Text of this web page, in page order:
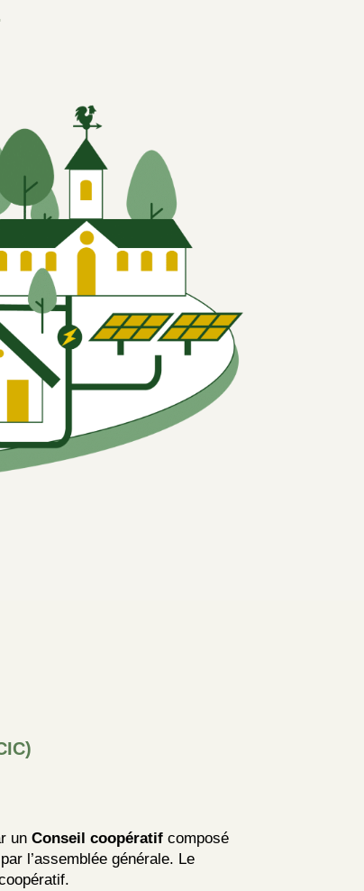
un Conseil coopératif composé
l’assemblée générale. Le